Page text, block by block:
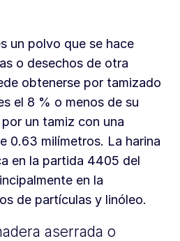
un polvo que se hace
o desechos de otra
obtenerse por tamizado
el 8 % o menos de su
un tamiz con una
0.63 milímetros. La harina
en la partida 4405 del
en la
de partículas y linóleo.
aserrada o